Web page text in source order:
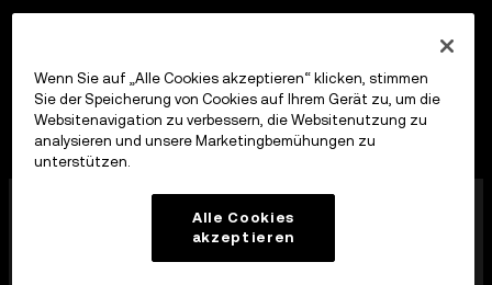
Die OKX Europe Limited, die unter dem Handelsnamen
OKX firmiert, ist jetzt eine Krypto-Asset-
Handelsplattform, die von der MFSA gemäß Artikel 28
des Markets in Crypto-Assets Act (Kapitel 647 der
Wenn Sie auf „Alle Cookies akzeptieren“ klicken, stimmen
Sie der Speicherung von Cookies auf Ihrem Gerät zu, um die
Websitenavigation zu verbessern, die Websitenutzung zu
analysieren und unsere Marketingbemühungen zu
unterstützen.
Alle Cookies
akzeptieren